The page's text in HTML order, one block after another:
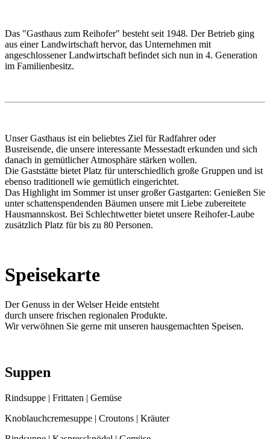
Das "Gasthaus zum Reihofer" besteht seit 1948. Der Betrieb ging
aus einer Landwirtschaft hervor, das Unternehmen mit
angeschlossener Landwirtschaft befindet sich nun in 4. Generation
im Familienbesitz.
Unser Gasthaus ist ein beliebtes Ziel für Radfahrer oder
Busreisende, die unsere interessante Messestadt erkunden und sich
danach in gemütlicher Atmosphäre stärken wollen.
Die Gaststätte bietet Platz für unterschiedlich große Gruppen und ist
ebenso traditionell wie gemütlich eingerichtet.
Das Highlight im Sommer ist unser großer Gastgarten: Genießen Sie
unter schattenspendenden Bäumen unsere mit Liebe zubereitete
Hausmannskost. Bei Schlechtwetter bietet unsere Reihofer-Laube
zusätzlich Platz für bis zu 80 Personen.
Speisekarte
Der Genuss in der Welser Heide entsteht
durch unsere frischen regionalen Produkte.
Wir verwöhnen Sie gerne mit unseren hausgemachten Speisen.
Suppen
Rindsuppe | Frittaten | Gemüse
Knoblauchcremesuppe | Croutons | Kräuter